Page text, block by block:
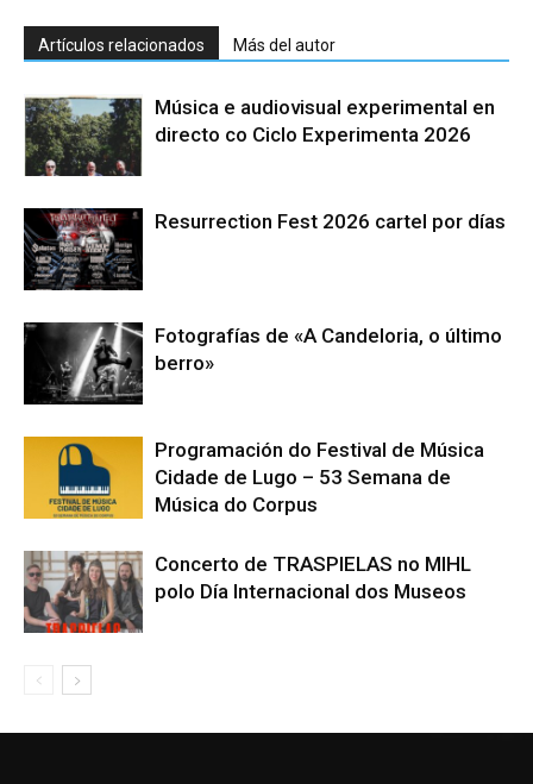
Artículos relacionados Más del autor
Música e audiovisual experimental en
directo co Ciclo Experimenta 2026
Resurrection Fest 2026 cartel por días
Fotografías de «A Candeloria, o último
berro»
Programación do Festival de Música
Cidade de Lugo – 53 Semana de
Música do Corpus
Concerto de TRASPIELAS no MIHL
polo Día Internacional dos Museos